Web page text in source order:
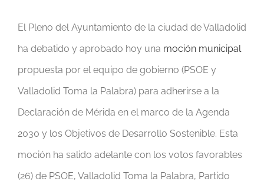
El Pleno del Ayuntamiento de la ciudad de Valladolid
ha debatido y aprobado hoy una moción municipal
propuesta por el equipo de gobierno (PSOE y
Valladolid Toma la Palabra) para adherirse a la
Declaración de Mérida en el marco de la Agenda
2030 y los Objetivos de Desarrollo Sostenible. Esta
moción ha salido adelante con los votos favorables
(26) de PSOE, Valladolid Toma la Palabra, Partido